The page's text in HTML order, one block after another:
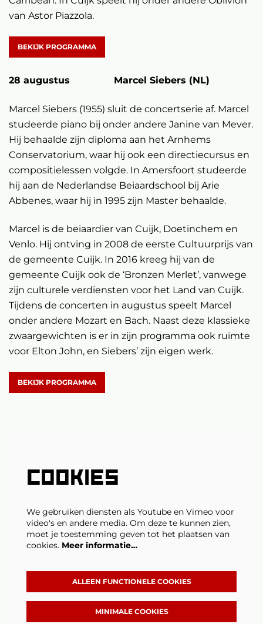
van Astor Piazzola.
BEKIJK PROGRAMMA
28 augustus Marcel Siebers (NL)
Marcel Siebers (1955) sluit de concertserie af. Marcel
studeerde piano bij onder andere Janine van Mever.
Hij behaalde zijn diploma aan het Arnhems
Conservatorium, waar hij ook een directiecursus en
compositielessen volgde. In Amersfoort studeerde
hij aan de Nederlandse Beiaardschool bij Arie
Abbenes, waar hij in 1995 zijn Master behaalde.
Marcel is de beiaardier van Cuijk, Doetinchem en
Venlo. Hij ontving in 2008 de eerste Cultuurprijs van
de gemeente Cuijk. In 2016 kreeg hij van de
gemeente Cuijk ook de ‘Bronzen Merlet’, vanwege
zijn culturele verdiensten voor het Land van Cuijk.
Tijdens de concerten in augustus speelt Marcel
onder andere Mozart en Bach. Naast deze klassieke
zwaargewichten is er in zijn programma ook ruimte
voor Elton John, en Siebers’ zijn eigen werk.
BEKIJK PROGRAMMA
COOKIES
We gebruiken diensten als Youtube en Vimeo voor
video's en andere media. Om deze te kunnen zien,
moet je toestemming geven tot het plaatsen van
cookies. Meer informatie…
ALLEEN FUNCTIONELE COOKIES
MINIMALE COOKIES